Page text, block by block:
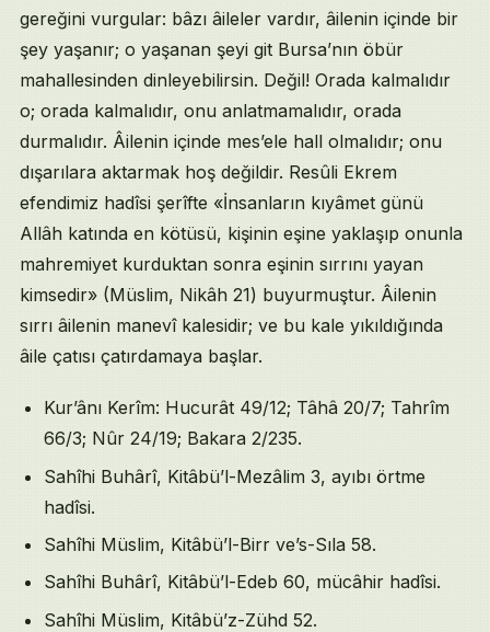
gereğini vurgular: bâzı âileler vardır, âilenin içinde bir
şey yaşanır; o yaşanan şeyi git Bursa’nın öbür
mahallesinden dinleyebilirsin. Değil! Orada kalmalıdır
o; orada kalmalıdır, onu anlatmamalıdır, orada
durmalıdır. Âilenin içinde mes’ele hall olmalıdır; onu
dışarılara aktarmak hoş değildir. Resûli Ekrem
efendimiz hadîsi şerîfte «İnsanların kıyâmet günü
Allâh katında en kötüsü, kişinin eşine yaklaşıp onunla
mahremiyet kurduktan sonra eşinin sırrını yayan
kimsedir» (Müslim, Nikâh 21) buyurmuştur. Âilenin
sırrı âilenin manevî kalesidir; ve bu kale yıkıldığında
âile çatısı çatırdamaya başlar.
Kur’ânı Kerîm: Hucurât 49/12; Tâhâ 20/7; Tahrîm
66/3; Nûr 24/19; Bakara 2/235.
Sahîhi Buhârî, Kitâbü’l-Mezâlim 3, ayıbı örtme
hadîsi.
Sahîhi Müslim, Kitâbü’l-Birr ve’s-Sıla 58.
Sahîhi Buhârî, Kitâbü’l-Edeb 60, mücâhir hadîsi.
Sahîhi Müslim, Kitâbü’z-Zühd 52.